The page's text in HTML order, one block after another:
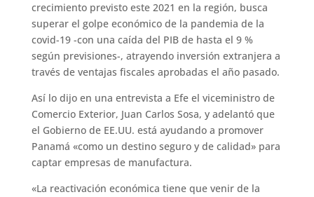
crecimiento previsto este 2021 en la región, busca
superar el golpe económico de la pandemia de la
covid-19 -con una caída del PIB de hasta el 9 %
según previsiones-, atrayendo inversión extranjera a
través de ventajas fiscales aprobadas el año pasado.
Así lo dijo en una entrevista a Efe el viceministro de
Comercio Exterior, Juan Carlos Sosa, y adelantó que
el Gobierno de EE.UU. está ayudando a promover
Panamá «como un destino seguro y de calidad» para
captar empresas de manufactura.
«La reactivación económica tiene que venir de la